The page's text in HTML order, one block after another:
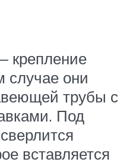
случае они
трубы с
Под
вставляется